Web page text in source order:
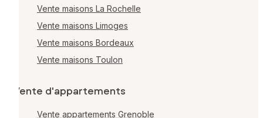
Vente maisons La Rochelle
Vente maisons Limoges
Vente maisons Bordeaux
Vente maisons Toulon
Vente d'appartements
Vente appartements Grenoble